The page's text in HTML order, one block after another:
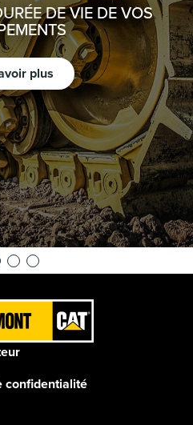
DE VIE DE VOS
plus
confidentialité